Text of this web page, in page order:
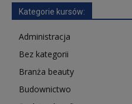
Kategorie kursów:
Administracja
Bez kategorii
Branża beauty
Budownictwo